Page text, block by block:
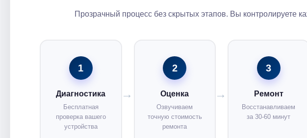
Прозрачный процесс без скрытых этапов. Вы контролируете
1
Диагностика
Бесплатная
проверка вашего
устройства
2
Оценка
Озвучиваем
точную стоимость
ремонта
3
Ремонт
Восстанавливаем
за 30-60 минут